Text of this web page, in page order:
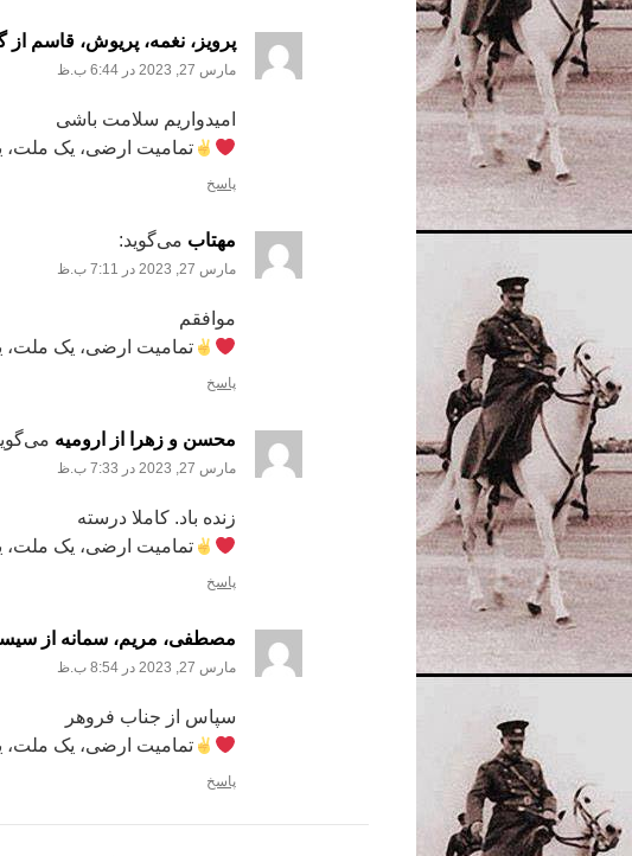
پرویز، نغمه، پریوش، قاسم از
مارس 27, 2023 در 6:44 ب.ظ
امیدواریم سلامت باشی
تمامیت ارضی، یک ملت،
پاسخ
مهتاب می‌گوید:
مارس 27, 2023 در 7:11 ب.ظ
موافقم
تمامیت ارضی، یک ملت،
پاسخ
محسن و زهرا از ارومیه
مارس 27, 2023 در 7:33 ب.ظ
زنده باد. کاملا درسته
تمامیت ارضی، یک ملت،
پاسخ
مصطفی، مریم، سمانه از
مارس 27, 2023 در 8:54 ب.ظ
سپاس از جناب فروهر
تمامیت ارضی، یک ملت،
پاسخ